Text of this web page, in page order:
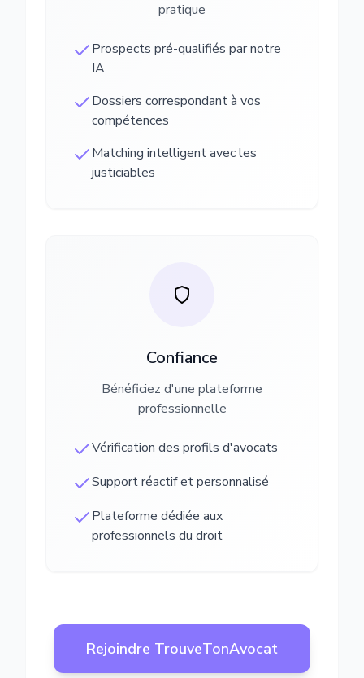
pratique
Prospects pré-qualifiés par notre
IA
Dossiers correspondant à vos
compétences
Matching intelligent avec les
justiciables
Confiance
Bénéficiez d'une plateforme
professionnelle
Vérification des profils d'avocats
Support réactif et personnalisé
Plateforme dédiée aux
professionnels du droit
Rejoindre TrouveTonAvocat